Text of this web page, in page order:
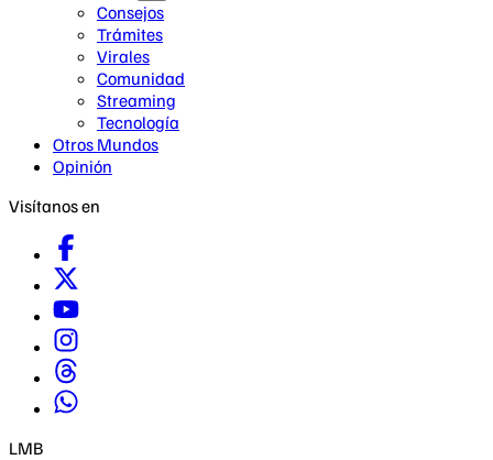
Consejos
Trámites
Virales
Comunidad
Streaming
Tecnología
Otros Mundos
Opinión
Visítanos en
LMB